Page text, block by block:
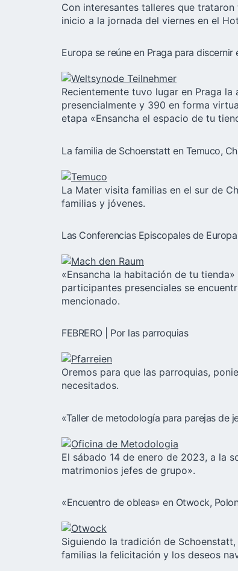
Con interesantes talleres que
inicio a la jornada del viernes en el
Europa se reúne en Praga para
Recientemente tuvo lugar en Praga
presencialmente y 390 en forma
etapa «Ensancha el espacio de tu
La familia de Schoenstatt en Temuco,
La Mater visita familias en el sur de
familias y jóvenes.
Las Conferencias Episcopales de
«Ensancha la habitación de tu
participantes presenciales se
mencionado.
FEBRERO | Por las parroquias
Oremos para que las parroquias,
necesitados.
«Taller de metodología para parejas de
El sábado 14 de enero de 2023, a la
matrimonios jefes de grupo».
«Encuentro de obleas» en Otwock,
Siguiendo la tradición de
familias la felicitación y los deseos